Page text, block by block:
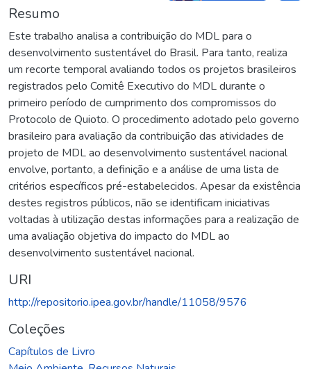
Resumo
Este trabalho analisa a contribuição do MDL para o
desenvolvimento sustentável do Brasil. Para tanto, realiza
um recorte temporal avaliando todos os projetos brasileiros
registrados pelo Comitê Executivo do MDL durante o
primeiro período de cumprimento dos compromissos do
Protocolo de Quioto. O procedimento adotado pelo governo
brasileiro para avaliação da contribuição das atividades de
projeto de MDL ao desenvolvimento sustentável nacional
envolve, portanto, a definição e a análise de uma lista de
critérios específicos pré-estabelecidos. Apesar da existência
destes registros públicos, não se identificam iniciativas
voltadas à utilização destas informações para a realização de
uma avaliação objetiva do impacto do MDL ao
desenvolvimento sustentável nacional.
URI
http://repositorio.ipea.gov.br/handle/11058/9576
Coleções
Capítulos de Livro